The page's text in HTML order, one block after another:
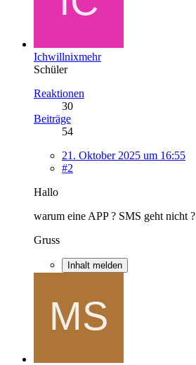
Ichwillnixmehr
Schüler
Reaktionen
30
Beiträge
54
21. Oktober 2025 um 16:55
#2
Hallo
warum eine APP ? SMS geht nicht ?
Gruss
Inhalt melden